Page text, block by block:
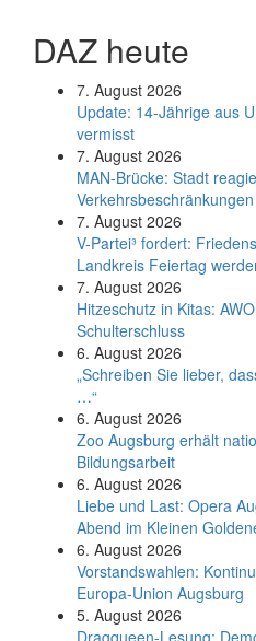
DAZ heute
7. August 2026
Update: 14-Jährige aus
vermisst
7. August 2026
MAN-Brücke: Stadt
Verkehrsbeschränkungen
7. August 2026
V-Partei­³ fordert:
Land­kreis Feier­tag
7. August 2026
Hitzeschutz in Kitas:
Schulterschluss
6. August 2026
„Schreiben Sie lieber,
…“
6. August 2026
Zoo Augsburg erhält
Bildungsarbeit
6. August 2026
Liebe und Last: Opera
Abend im Kleinen
6. August 2026
Vorstandswahlen:
Europa-Union Augsburg
5. August 2026
Dragqueen-Lesung: